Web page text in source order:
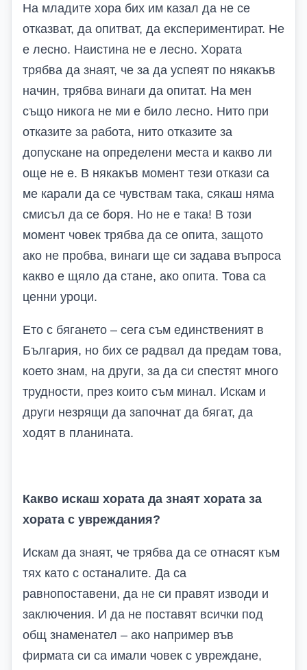
На младите хора бих им казал да не се
отказват, да опитват, да експериментират. Не
е лесно. Наистина не е лесно. Хората
трябва да знаят, че за да успеят по някакъв
начин, трябва винаги да опитат. На мен
също никога не ми е било лесно. Нито при
отказите за работа, нито отказите за
допускане на определени места и какво ли
още не е. В някакъв момент тези откази са
ме карали да се чувствам така, сякаш няма
смисъл да се боря. Но не е така! В този
момент човек трябва да се опита, защото
ако не пробва, винаги ще си задава въпроса
какво е щяло да стане, ако опита. Това са
ценни уроци.
Ето с бягането – сега съм единственият в
България, но бих се радвал да предам това,
което знам, на други, за да си спестят много
трудности, през които съм минал. Искам и
други незрящи да започнат да бягат, да
ходят в планината.
Какво искаш хората да знаят хората за
хората с увреждания?
Искам да знаят, че трябва да се отнасят към
тях като с останалите. Да са
равнопоставени, да не си правят изводи и
заключения. И да не поставят всички под
общ знаменател – ако например във
фирмата си са имали човек с увреждане,